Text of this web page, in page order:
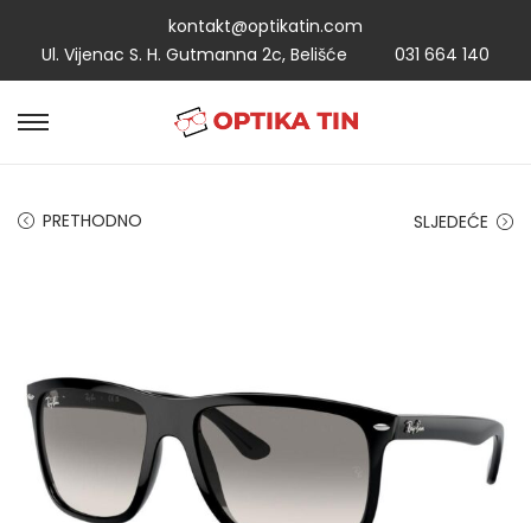
kontakt@optikatin.com
Ul. Vijenac S. H. Gutmanna 2c, Belišće
031 664 140
PRETHODNO SLJEDEĆE